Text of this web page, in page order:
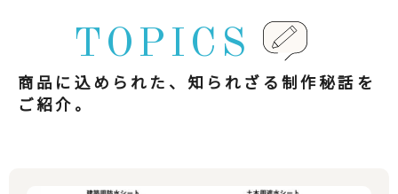
TOPICS
商品に込められた、知られざる制作秘話を
ご紹介。